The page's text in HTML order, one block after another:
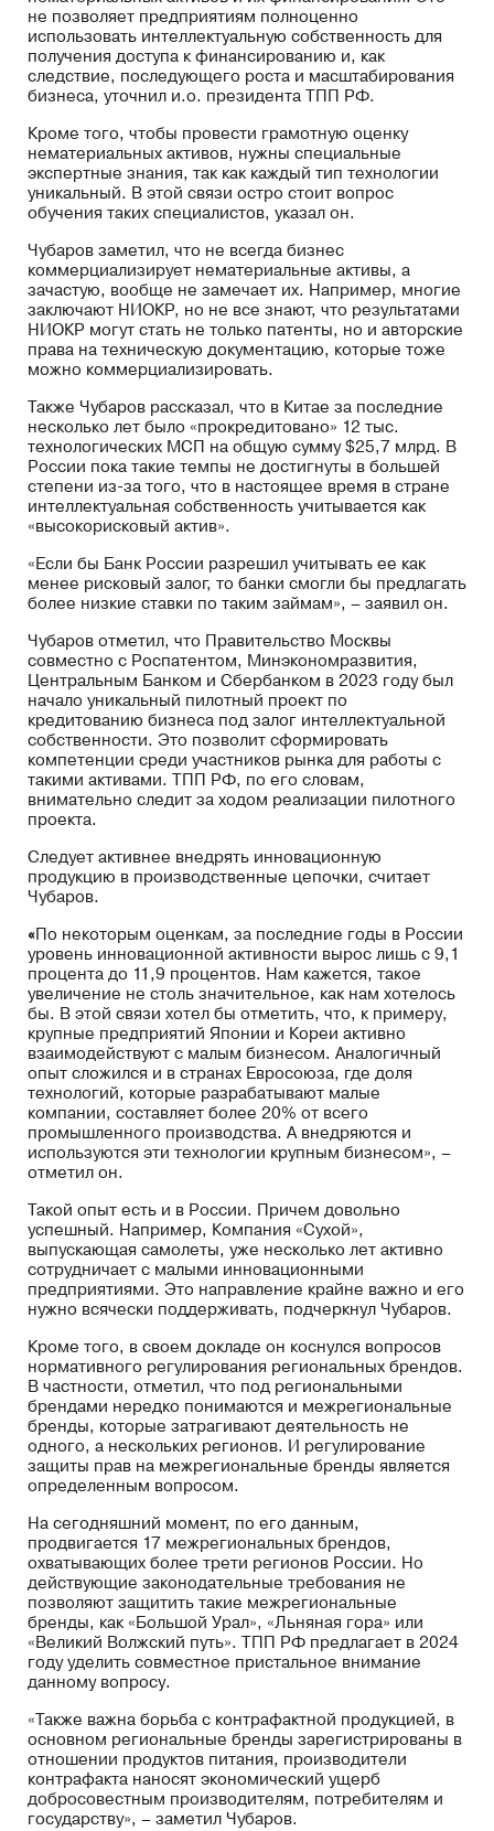
не позволяет предприятиям полноценно
использовать интеллектуальную собственность для
получения доступа к финансированию и, как
следствие, последующего роста и масштабирования
бизнеса, уточнил и.о. президента ТПП РФ.
Кроме того, чтобы провести грамотную оценку
нематериальных активов, нужны специальные
экспертные знания, так как каждый тип технологии
уникальный. В этой связи остро стоит вопрос
обучения таких специалистов, указал он.
Чубаров заметил, что не всегда бизнес
коммерциализирует нематериальные активы, а
зачастую, вообще не замечает их. Например, многие
заключают НИОКР, но не все знают, что результатами
НИОКР могут стать не только патенты, но и авторские
права на техническую документацию, которые тоже
можно коммерциализировать.
Также Чубаров рассказал, что в Китае за последние
несколько лет было «прокредитовано» 12 тыс.
технологических МСП на общую сумму $25,7 млрд. В
России пока такие темпы не достигнуты в большей
степени из-за того, что в настоящее время в стране
интеллектуальная собственность учитывается как
«высокорисковый актив».
«Если бы Банк России разрешил учитывать ее как
менее рисковый залог, то банки смогли бы предлагать
более низкие ставки по таким займам», – заявил он.
Чубаров отметил, что Правительство Москвы
совместно с Роспатентом, Минэкономразвития,
Центральным Банком и Сбербанком в 2023 году был
начало уникальный пилотный проект по
кредитованию бизнеса под залог интеллектуальной
собственности. Это позволит сформировать
компетенции среди участников рынка для работы с
такими активами. ТПП РФ, по его словам,
внимательно следит за ходом реализации пилотного
проекта.
Следует активнее внедрять инновационную
продукцию в производственные цепочки, считает
Чубаров.
«По некоторым оценкам, за последние годы в России
уровень инновационной активности вырос лишь с 9,1
процента до 11,9 процентов. Нам кажется, такое
увеличение не столь значительное, как нам хотелось
бы. В этой связи хотел бы отметить, что, к примеру,
крупные предприятий Японии и Кореи активно
взаимодействуют с малым бизнесом. Аналогичный
опыт сложился и в странах Евросоюза, где доля
технологий, которые разрабатывают малые
компании, составляет более 20% от всего
промышленного производства. А внедряются и
используются эти технологии крупным бизнесом», –
отметил он.
Такой опыт есть и в России. Причем довольно
успешный. Например, Компания «Сухой»,
выпускающая самолеты, уже несколько лет активно
сотрудничает с малыми инновационными
предприятиями. Это направление крайне важно и его
нужно всячески поддерживать, подчеркнул Чубаров.
Кроме того, в своем докладе он коснулся вопросов
нормативного регулирования региональных брендов.
В частности, отметил, что под региональными
брендами нередко понимаются и межрегиональные
бренды, которые затрагивают деятельность не
одного, а нескольких регионов. И регулирование
защиты прав на межрегиональные бренды является
определенным вопросом.
На сегодняшний момент, по его данным,
продвигается 17 межрегиональных брендов,
охватывающих более трети регионов России. Но
действующие законодательные требования не
позволяют защитить такие межрегиональные
бренды, как «Большой Урал», «Льняная гора» или
«Великий Волжский путь». ТПП РФ предлагает в 2024
году уделить совместное пристальное внимание
данному вопросу.
«Также важна борьба с контрафактной продукцией, в
основном региональные бренды зарегистрированы в
отношении продуктов питания, производители
контрафакта наносят экономический ущерб
добросовестным производителям, потребителям и
государству», – заметил Чубаров.